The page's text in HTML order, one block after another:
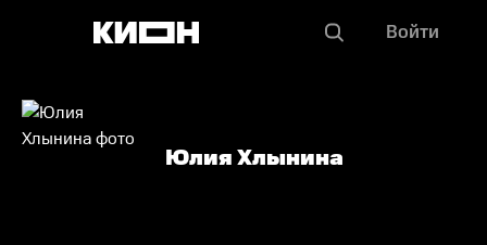
Войти
Юлия Хлынина